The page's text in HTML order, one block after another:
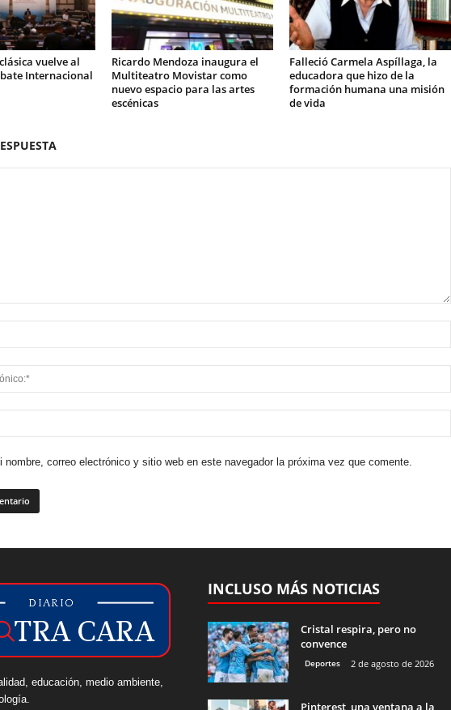
vuelve al
Internacional
Ricardo Mendoza inaugura el
Multiteatro Movistar como
nuevo espacio para las artes
escénicas
Falleció Carmela Aspíllaga, la
educadora que hizo de la
formación humana una misión
de vida
nombre, correo electrónico y sitio web en este navegador la próxima vez que comente.
educación, medio ambiente,
INCLUSO MÁS NOTICIAS
Cristal respira, pero no
convence
Deportes 2 de agosto de 2026
Pinterest, una ventana a la